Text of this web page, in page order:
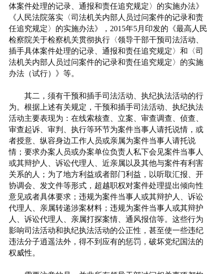
体案件处理的记录、通报和责任追究规定〉的实施办法》
《人民法院落实〈司法机关内部人员过问案件的记录和责
任追究规定〉的实施办法》，2015年5月印发的《最高人民
检察院关于检察机关贯彻执行〈领导干部干预司法活动、
插手具体案件处理的记录、通报和责任追究规定〉和〈司
法机关内部人员过问案件的记录和责任追究规定〉的实施
办法（试行）》等。
其二，须有干预和插手司法活动、执纪执法活动的行
为。根据上述有关规定，干预和插手司法活动、执纪执法
活动主要表现为：在线索核查、立案、审查调查、侦查、
审查起诉、审判、执行等环节为案件当事人请托说情，或
者授意、纵容身边工作人员或亲属为案件当事人请托说
情；要求办案人员或办案单位负责人私下会见案件当事人
或其辩护人、诉讼代理人、近亲属以及其他与案件有利害
关系的人；为了地方利益或者部门利益，以听取汇报、开
协调会、发文件等形式，超越职权对案件处理提出倾向性
意见或者具体要求；违规为案件当事人或其辩护人、诉讼
代理人、亲属转递涉案材料；违规为案件当事人或其辩护
人、诉讼代理人、亲属打探案情、通风报信等。这些行为
影响司法活动和执纪执法活动的公正性，甚至使一些违纪
违法分子逍遥法外，得不到应有的惩罚，破坏党纪国法的
权威性。